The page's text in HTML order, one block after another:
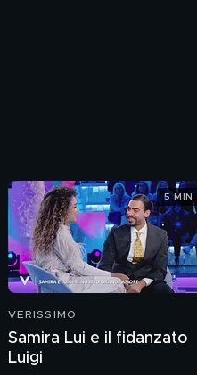
VERISSIMO
Samira Lui e il fidanzato
Luigi
5 MIN